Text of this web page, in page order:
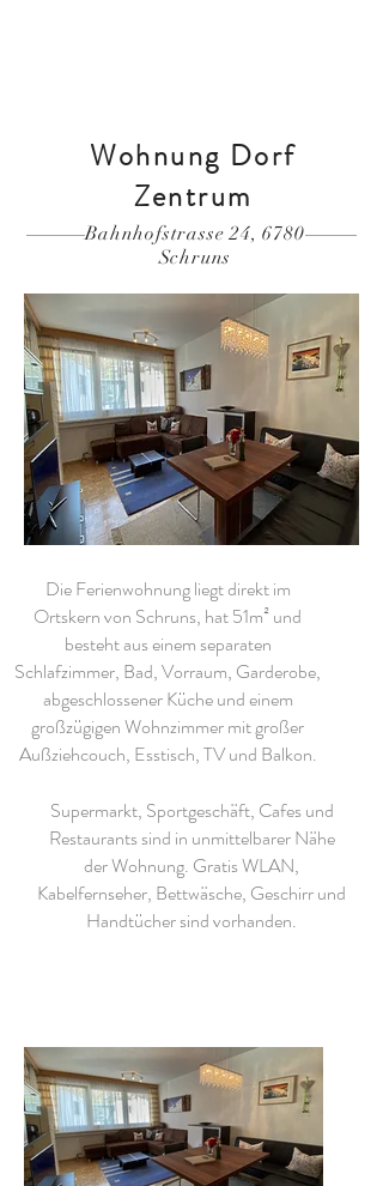
Wohnung Dorf
Zentrum
Bahnhofstrasse 24, 6780
Schruns
Die Ferienwohnung liegt direkt im
Ortskern von Schruns, hat 51m² und
besteht aus einem separaten
Schlafzimmer, Bad, Vorraum, Garderobe,
abgeschlossener Küche und einem
großzügigen Wohnzimmer mit großer
Außziehcouch, Esstisch, TV und Balkon.
Supermarkt, Sportgeschäft, Cafes und
Restaurants sind in unmittelbarer Nähe
der Wohnung. Gratis WLAN,
Kabelfernseher, Bettwäsche, Geschirr und
Handtücher sind vorhanden.